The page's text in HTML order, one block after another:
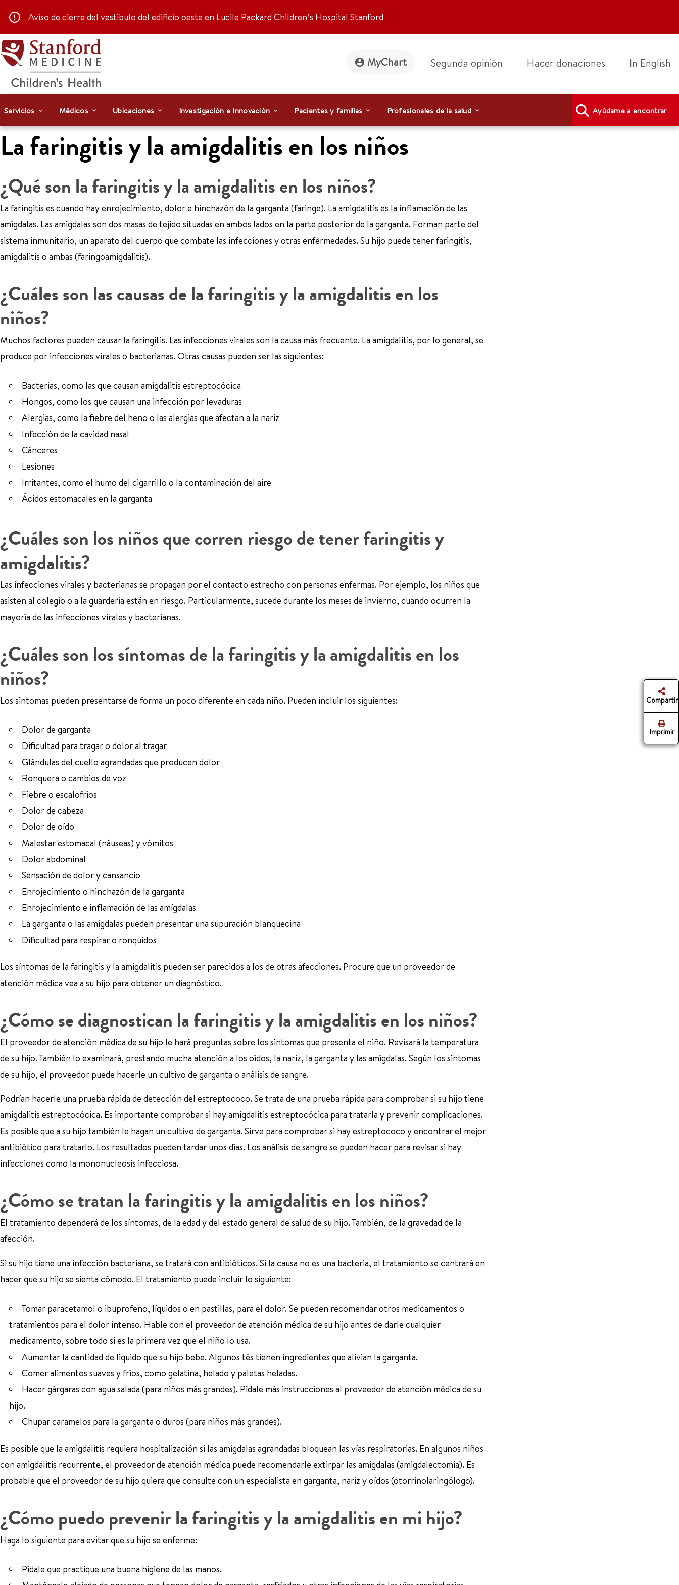
Aviso de cierre del vestíbulo del edificio oeste en Lucile Packard Children’s Hospital Stanford
MyChart Segunda opinión Hacer donaciones In English
Servicios Médicos Ubicaciones Investigación e Innovación Pacientes y familias Profesionales de la salud Ayúdame a encontrar
La faringitis y la amigdalitis en los niños
¿Qué son la faringitis y la amigdalitis en los niños?
La faringitis es cuando hay enrojecimiento, dolor e hinchazón de la garganta (faringe). La amigdalitis es la inflamación de las
amígdalas. Las amígdalas son dos masas de tejido situadas en ambos lados en la parte posterior de la garganta. Forman parte del
sistema inmunitario, un aparato del cuerpo que combate las infecciones y otras enfermedades. Su hijo puede tener faringitis,
amigdalitis o ambas (faringoamigdalitis).
¿Cuáles son las causas de la faringitis y la amigdalitis en los
niños?
Muchos factores pueden causar la faringitis. Las infecciones virales son la causa más frecuente. La amigdalitis, por lo general, se
produce por infecciones virales o bacterianas. Otras causas pueden ser las siguientes:
Bacterias, como las que causan amigdalitis estreptocócica
Hongos, como los que causan una infección por levaduras
Alergias, como la fiebre del heno o las alergias que afectan a la nariz
Infección de la cavidad nasal
Cánceres
Lesiones
Irritantes, como el humo del cigarrillo o la contaminación del aire
Ácidos estomacales en la garganta
¿Cuáles son los niños que corren riesgo de tener faringitis y
amigdalitis?
Las infecciones virales y bacterianas se propagan por el contacto estrecho con personas enfermas. Por ejemplo, los niños que
asisten al colegio o a la guardería están en riesgo. Particularmente, sucede durante los meses de invierno, cuando ocurren la
mayoría de las infecciones virales y bacterianas.
¿Cuáles son los síntomas de la faringitis y la amigdalitis en los
niños?
Los síntomas pueden presentarse de forma un poco diferente en cada niño. Pueden incluir los siguientes:
Dolor de garganta
Dificultad para tragar o dolor al tragar
Glándulas del cuello agrandadas que producen dolor
Ronquera o cambios de voz
Fiebre o escalofríos
Dolor de cabeza
Dolor de oído
Malestar estomacal (náuseas) y vómitos
Dolor abdominal
Sensación de dolor y cansancio
Enrojecimiento o hinchazón de la garganta
Enrojecimiento e inflamación de las amígdalas
La garganta o las amígdalas pueden presentar una supuración blanquecina
Dificultad para respirar o ronquidos
Los síntomas de la faringitis y la amigdalitis pueden ser parecidos a los de otras afecciones. Procure que un proveedor de
atención médica vea a su hijo para obtener un diagnóstico.
¿Cómo se diagnostican la faringitis y la amigdalitis en los niños?
El proveedor de atención médica de su hijo le hará preguntas sobre los síntomas que presenta el niño. Revisará la temperatura
de su hijo. También lo examinará, prestando mucha atención a los oídos, la nariz, la garganta y las amígdalas. Según los síntomas
de su hijo, el proveedor puede hacerle un cultivo de garganta o análisis de sangre.
Podrían hacerle una prueba rápida de detección del estreptococo. Se trata de una prueba rápida para comprobar si su hijo tiene
amigdalitis estreptocócica. Es importante comprobar si hay amigdalitis estreptocócica para tratarla y prevenir complicaciones.
Es posible que a su hijo también le hagan un cultivo de garganta. Sirve para comprobar si hay estreptococo y encontrar el mejor
antibiótico para tratarlo. Los resultados pueden tardar unos días. Los análisis de sangre se pueden hacer para revisar si hay
infecciones como la mononucleosis infecciosa.
¿Cómo se tratan la faringitis y la amigdalitis en los niños?
El tratamiento dependerá de los síntomas, de la edad y del estado general de salud de su hijo. También, de la gravedad de la
afección.
Si su hijo tiene una infección bacteriana, se tratará con antibióticos. Si la causa no es una bacteria, el tratamiento se centrará en
hacer que su hijo se sienta cómodo. El tratamiento puede incluir lo siguiente:
Tomar paracetamol o ibuprofeno, líquidos o en pastillas, para el dolor. Se pueden recomendar otros medicamentos o
tratamientos para el dolor intenso. Hable con el proveedor de atención médica de su hijo antes de darle cualquier
medicamento, sobre todo si es la primera vez que el niño lo usa.
Aumentar la cantidad de líquido que su hijo bebe. Algunos tés tienen ingredientes que alivian la garganta.
Comer alimentos suaves y fríos, como gelatina, helado y paletas heladas.
Hacer gárgaras con agua salada (para niños más grandes). Pídale más instrucciones al proveedor de atención médica de su
hijo.
Chupar caramelos para la garganta o duros (para niños más grandes).
Es posible que la amigdalitis requiera hospitalización si las amígdalas agrandadas bloquean las vías respiratorias. En algunos niños
con amigdalitis recurrente, el proveedor de atención médica puede recomendarle extirpar las amígdalas (amigdalectomía). Es
probable que el proveedor de su hijo quiera que consulte con un especialista en garganta, nariz y oídos (otorrinolaringólogo).
¿Cómo puedo prevenir la faringitis y la amigdalitis en mi hijo?
Haga lo siguiente para evitar que su hijo se enferme:
Pídale que practique una buena higiene de las manos.
Compartir
Imprimir